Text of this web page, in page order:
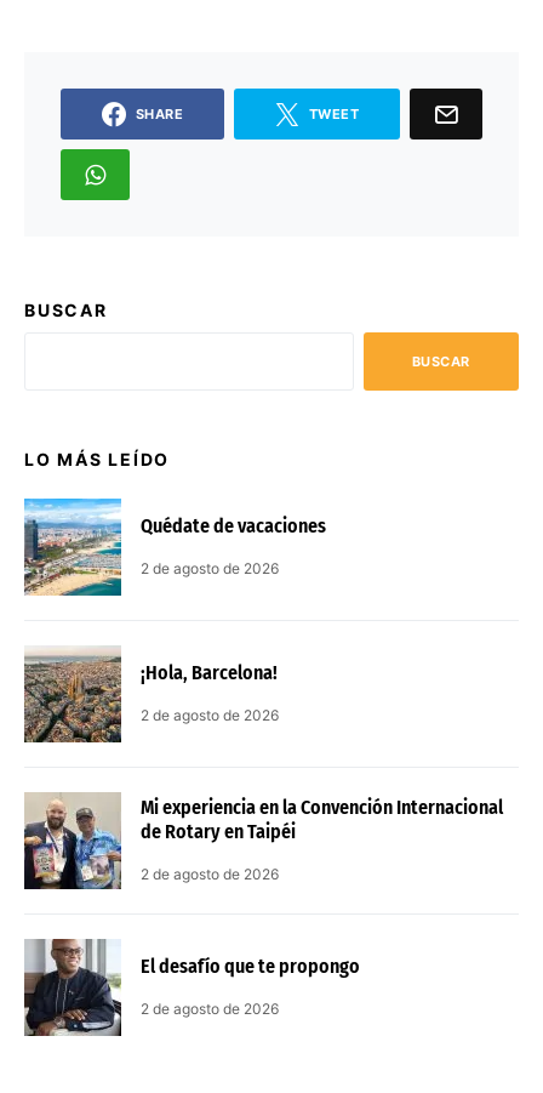
SHARE TWEET
BUSCAR
BUSCAR
LO MÁS LEÍDO
Quédate de vacaciones
2 de agosto de 2026
¡Hola, Barcelona!
2 de agosto de 2026
Mi experiencia en la Convención Internacional
de Rotary en Taipéi
2 de agosto de 2026
El desafío que te propongo
2 de agosto de 2026